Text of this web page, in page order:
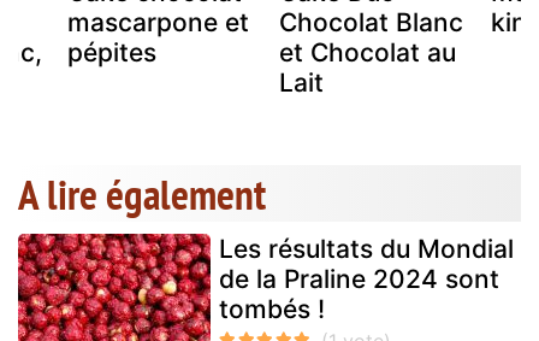
mascarpone et
pépites
Chocolat Blanc
et Chocolat au
Lait
A lire également
Les résultats du Mondial
de la Praline 2024 sont
tombés !